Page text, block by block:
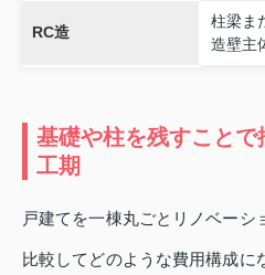
RC造
柱梁ま
造壁主
基礎や柱を残すことで
工期
戸建てを一棟丸ごとリノベーシ
比較してどのような費用構成に